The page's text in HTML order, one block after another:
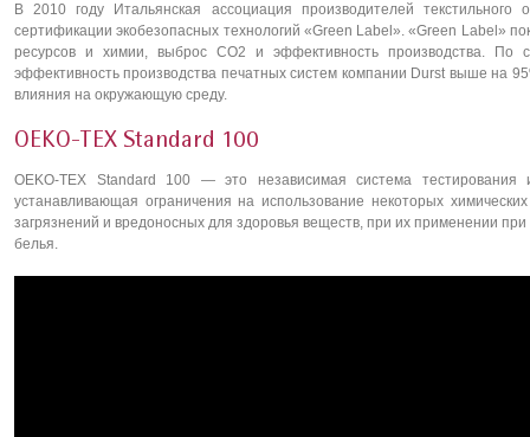
В 2010 году Итальянская ассоциация производителей
сертификации экобезопасных технологий «Green Label». «Green Label»
ресурсов и химии, выброс CO2 и эффективность производства. По
эффективность производства печатных систем компании Durst выше на
влияния на окружающую среду.
OEKO-TEX Standard 100
OEKO-TEX Standard 100 — это независимая система тестирования
устанавливающая ограничения на использование некоторых
загрязнений и вредоносных для здоровья веществ, при их применении
белья.